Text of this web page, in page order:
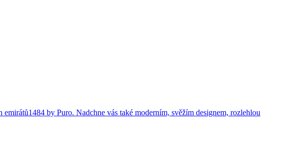
by Puro. Nadchne vás také moderním, svěžím designem, rozlehlou